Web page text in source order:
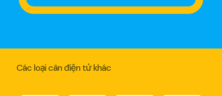
Các loại cân điện tử khác